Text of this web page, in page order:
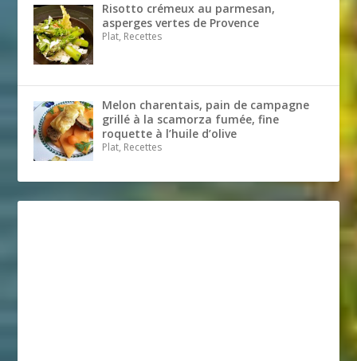
Risotto crémeux au parmesan,
asperges vertes de Provence
Plat, Recettes
Melon charentais, pain de campagne
grillé à la scamorza fumée, fine
roquette à l’huile d’olive
Plat, Recettes